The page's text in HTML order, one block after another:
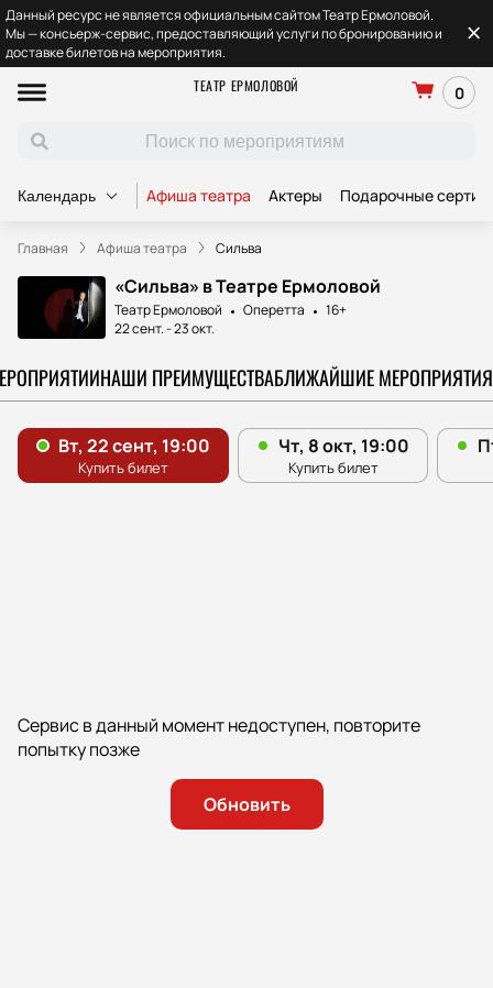
Данный ресурс не является официальным сайтом Театр Ермоловой.
Мы — консьерж-сервис, предоставляющий услуги по бронированию и
доставке билетов на мероприятия.
ТЕАТР ЕРМОЛОВОЙ
0
Календарь Афиша театра Актеры Подарочные
Главная Афиша театра Сильва
«Сильва» в Театре Ермоловой
Театр Ермоловой Оперетта
16+
22 сент.-23 окт.
НАШИ ПРЕИМУЩЕСТВАБЛИЖАЙШИЕ МЕРОПРИЯТИЯ
Сервис в данный момент недоступен, повторите
попытку позже
Обновить